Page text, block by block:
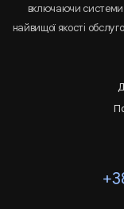
включаючи системи
найвищої якості